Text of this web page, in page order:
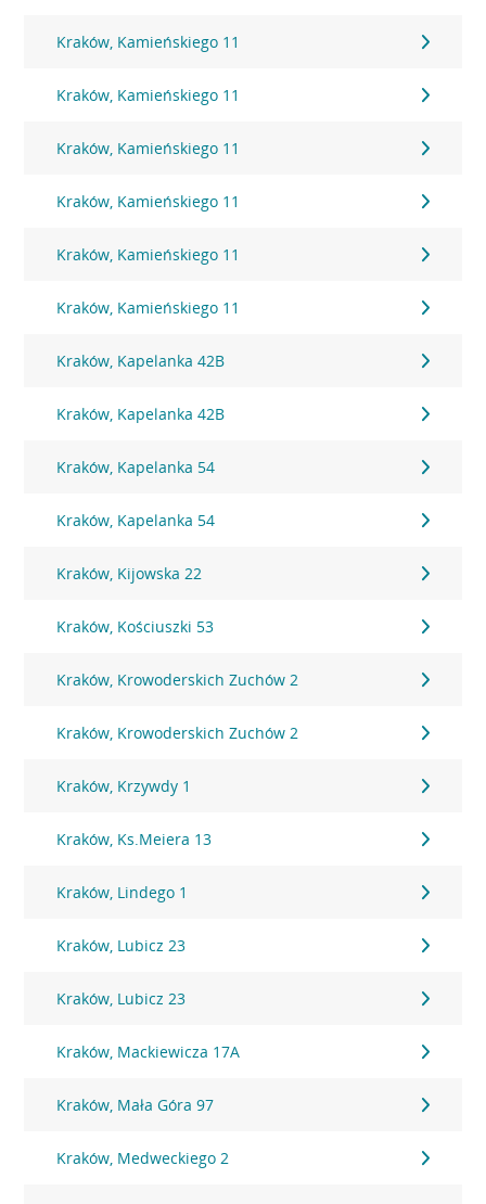
Kraków, Kamieńskiego 11
Kraków, Kamieńskiego 11
Kraków, Kamieńskiego 11
Kraków, Kamieńskiego 11
Kraków, Kamieńskiego 11
Kraków, Kamieńskiego 11
Kraków, Kapelanka 42B
Kraków, Kapelanka 42B
Kraków, Kapelanka 54
Kraków, Kapelanka 54
Kraków, Kijowska 22
Kraków, Kościuszki 53
Kraków, Krowoderskich Zuchów 2
Kraków, Krowoderskich Zuchów 2
Kraków, Krzywdy 1
Kraków, Ks.Meiera 13
Kraków, Lindego 1
Kraków, Lubicz 23
Kraków, Lubicz 23
Kraków, Mackiewicza 17A
Kraków, Mała Góra 97
Kraków, Medweckiego 2